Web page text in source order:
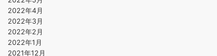
2022年4月
2022年3月
2022年2月
2022年1月
2021年12月